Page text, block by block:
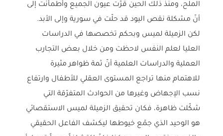
الملح، ومنذ ذلك الحين قرّت عيون الجميع وأطمأنّت إلى
أنّ مشكلة نقص اليود قد حلّت في سورية وإلى الأبد.
لكن الزميلة لميس وبحكم تخصصها في الدراسات
العليا لعلم النفس لاحظت ومن خلال بعض التجارب
العملية والدراسات العلمية أنّ ثمة ظواهر مثيرة
للاهتمام منها تراجع المستوى العقلي للأطفال وارتفاع
نسب الإجهاض وغيرها من الحوادث المتفرّقة التي
شكّلت ظاهرة، فكان تحقيق الزميلة لميس الاستقصائي
هو الوحيد الذي جمّع خيوطها ليكشف الفاعل الحقيقي